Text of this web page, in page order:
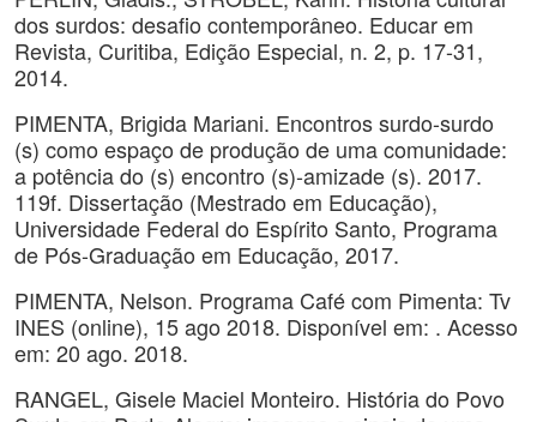
dos surdos: desafio contemporâneo. Educar em
Revista, Curitiba, Edição Especial, n. 2, p. 17-31,
2014.
PIMENTA, Brigida Mariani. Encontros surdo-surdo
(s) como espaço de produção de uma comunidade:
a potência do (s) encontro (s)-amizade (s). 2017.
119f. Dissertação (Mestrado em Educação),
Universidade Federal do Espírito Santo, Programa
de Pós-Graduação em Educação, 2017.
PIMENTA, Nelson. Programa Café com Pimenta: Tv
INES (online), 15 ago 2018. Disponível em: . Acesso
em: 20 ago. 2018.
RANGEL, Gisele Maciel Monteiro. História do Povo